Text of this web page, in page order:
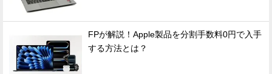
FPが解説！Apple製品を分割手数料0円で入手
する方法とは？